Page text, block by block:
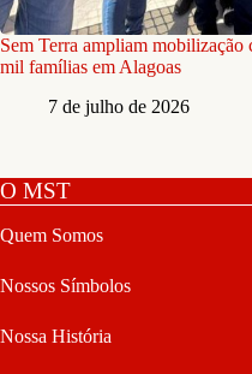
Sem Terra ampliam mobilização
mil famílias em Alagoas
7 de julho de 2026
O MST
Quem Somos
Nossos Símbolos
Nossa História